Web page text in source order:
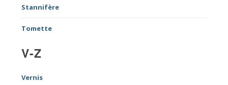
Stannifère
Tomette
V-Z
Vernis